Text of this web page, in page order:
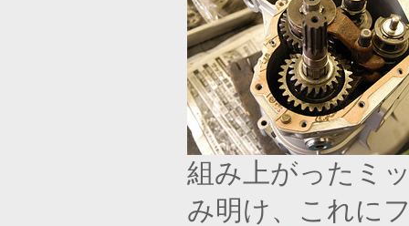
組み上がったミ
み明け、これに